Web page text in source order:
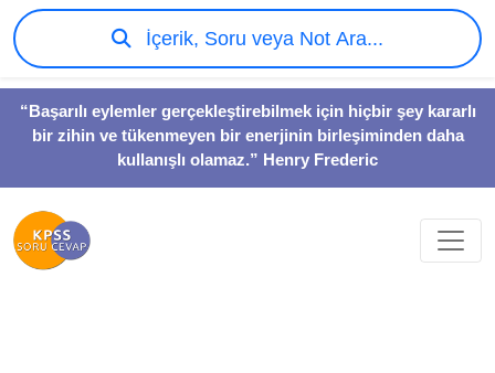
“Başarılı eylemler gerçekleştirebilmek için hiçbir şey kararlı
bir zihin ve tükenmeyen bir enerjinin birleşiminden daha
kullanışlı olamaz.” Henry Frederic
İçerik, Soru veya Not Ara...